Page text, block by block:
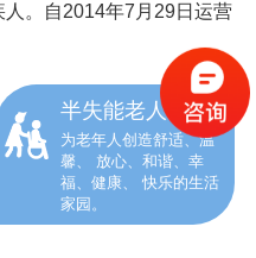
。自2014年7月29日运营
半失能老人
为老年人创造舒适、温
馨、 放心、和谐、幸
福、健康、 快乐的生活
家园。